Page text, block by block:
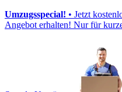
Umzugsspecial! • Jetzt
Angebot erhalten! Nur für